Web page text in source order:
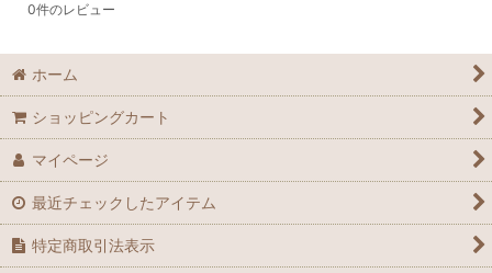
0件のレビュー
ホーム
ショッピングカート
マイページ
最近チェックしたアイテム
特定商取引法表示